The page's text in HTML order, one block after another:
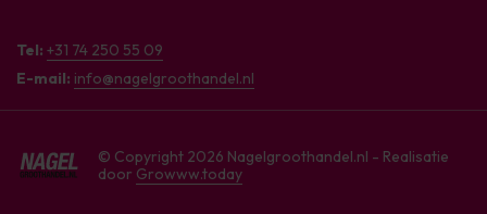
Tel: +31 74 250 55 09
E-mail: info@nagelgroothandel.nl
© Copyright 2026 Nagelgroothandel.nl - Realisatie
door Growww.today